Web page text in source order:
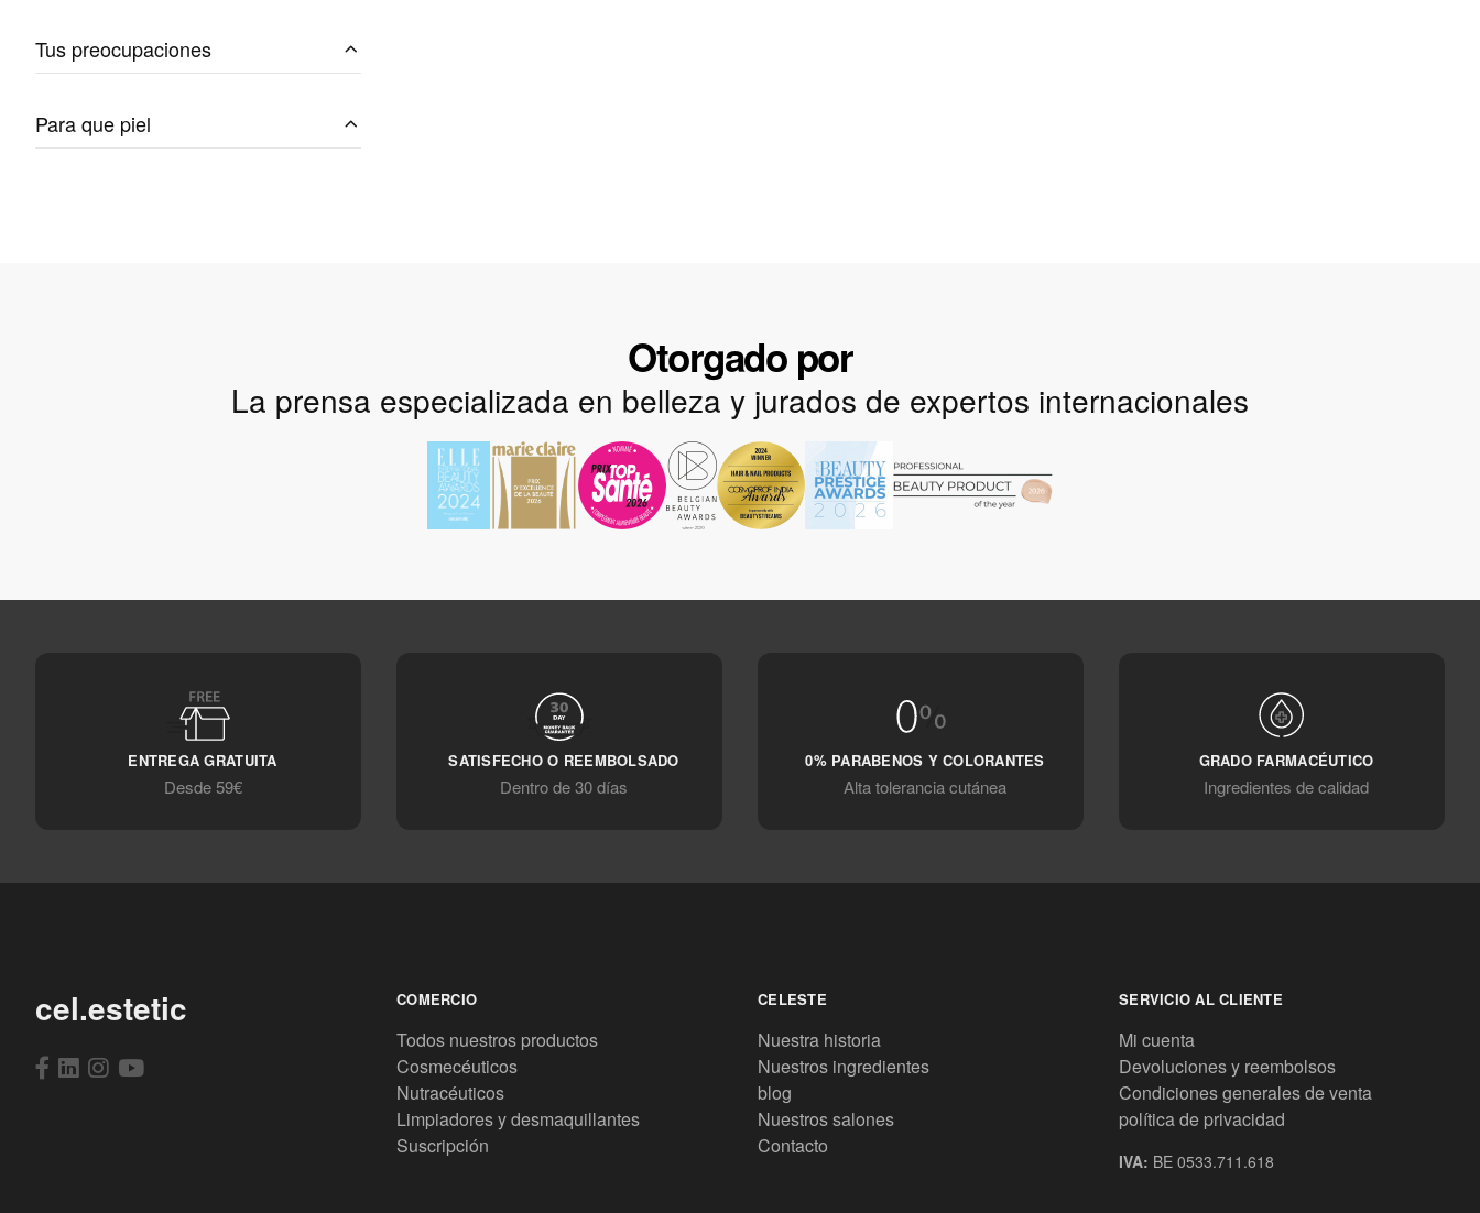
Tus preocupaciones
Para que piel
Otorgado por
La prensa especializada en belleza y jurados de expertos internacionales
ENTREGA GRATUITA
Desde 59€
SATISFECHO O REEMBOLSADO
Dentro de 30 días
0% PARABENOS Y COLORANTES
Alta tolerancia cutánea
GRADO FARMACÉUTICO
Ingredientes de calidad
cel.estetic COMERCIO
Todos nuestros productos
Cosmecéuticos
Nutracéuticos
Limpiadores y desmaquillantes
Suscripción
CELESTE
Nuestra historia
Nuestros ingredientes
blog
Nuestros salones
Contacto
SERVICIO AL CLIENTE
Mi cuenta
Devoluciones y reembolsos
Condiciones generales de venta
política de privacidad
IVA: BE 0533.711.618